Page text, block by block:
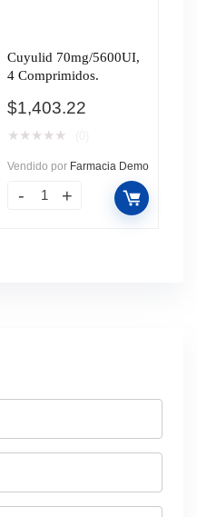
Cuyulid 70mg/5600UI,
4 Comprimidos.
$1,403.22
★ ★ ★ ★ ★
Vendido por Farmacia Demo